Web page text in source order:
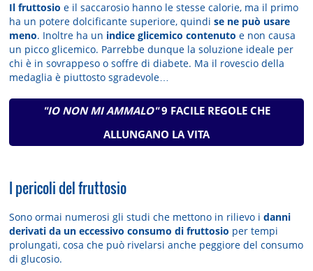
Il fruttosio e il saccarosio hanno le stesse calorie, ma il primo
ha un potere dolcificante superiore, quindise ne può usare
meno. Inoltre ha un indice glicemico contenuto e non causa
un picco glicemico. Parrebbe dunque la soluzione ideale per
chi è in sovrappeso o soffre di diabete. Ma il rovescio della
medaglia è piuttosto sgradevole…
"IO NON MI AMMALO"9 FACILE REGOLE CHE
ALLUNGANO LA VITA
I pericoli del fruttosio
Sono ormai numerosi gli studi che mettono in rilievo idanni
derivati da un eccessivo consumo di fruttosio per tempi
prolungati, cosa che può rivelarsi anche peggiore del consumo
di glucosio.